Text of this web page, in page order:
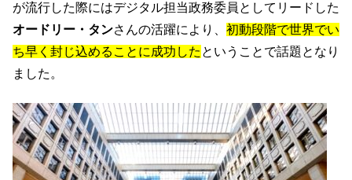
が流行した際にはデジタル担当政務委員としてリードした
オードリー・タンさんの活躍により、 初動段階で世界でい
ち早く封じ込めることに成功した ということで話題となり
ました。